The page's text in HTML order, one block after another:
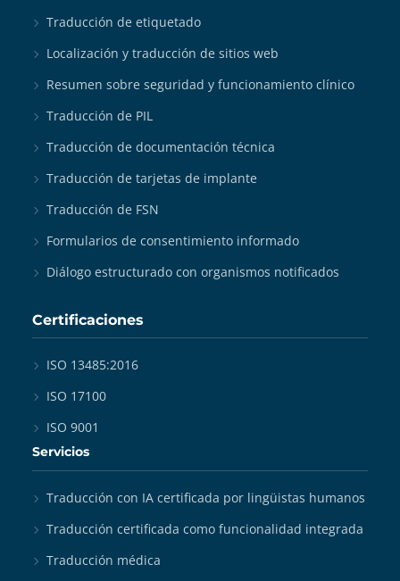
Traducción de etiquetado
Localización y traducción de sitios web
Resumen sobre seguridad y funcionamiento clínico
Traducción de PIL
Traducción de documentación técnica
Traducción de tarjetas de implante
Traducción de FSN
Formularios de consentimiento informado
Diálogo estructurado con organismos notificados
Certificaciones
ISO 13485:2016
ISO 17100
ISO 9001
Servicios
Traducción con IA certificada por lingüistas humanos
Traducción certificada como funcionalidad integrada
Traducción médica